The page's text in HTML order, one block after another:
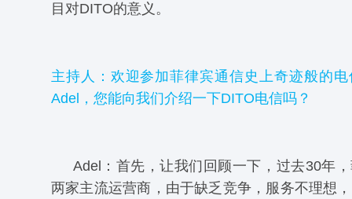
目对DITO的意义。
主持人：欢迎参加菲律宾通信史上奇迹般的
Adel，您能向我们介绍一下DITO电信吗？
Adel：首先，让我们回顾一下，过去30年
两家主流运营商，由于缺乏竞争，服务不理想